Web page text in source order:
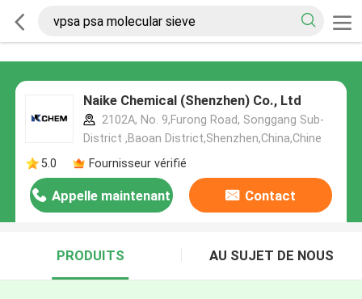
Naike Chemical (Shenzhen) Co., Ltd
2102A, No. 9,Furong Road, Songgang Sub-
District ,Baoan District,Shenzhen,China,Chine
5.0
Fournisseur vérifié
Appelle maintenant Contact
PRODUITS AU SUJET DE NOUS